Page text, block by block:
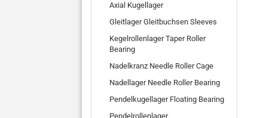
Axial Kugellager
Gleitlager Gleitbuchsen Sleeves
Kegelrollenlager Taper Roller
Bearing
Nadelkranz Needle Roller Cage
Nadellager Needle Roller Bearing
Pendelkugellager Floating Bearing
Pendelrollenlager